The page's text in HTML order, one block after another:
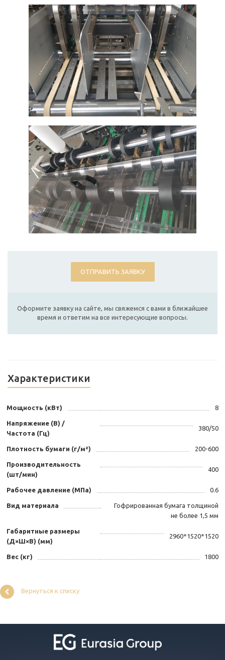
ОТПРАВИТЬ ЗАЯВКУ
Оформите заявку на сайте, мы свяжемся с вами в ближайшее
время и ответим на все интересующие вопросы.
Характеристики
Мощность (кВт) 8
Напряжение (В) /
Частота (Гц)
380/50
Плотность бумаги (г/м²) 200-600
Производительность
(шт/мин)
400
Рабочее давление (МПа) 0.6
Вид материала
Гофрированная бумага толщиной
не более 1,5 мм
Габаритные размеры
(Д×Ш×В) (мм)
2960*1520*1520
Вес (кг) 1800
Вернуться к списку